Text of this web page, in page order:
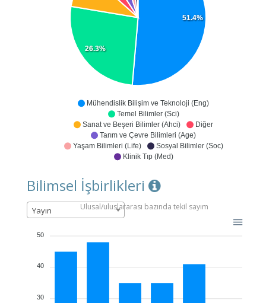
Mühendislik Bilişim ve Teknoloji (Eng)
Temel Bilimler (Sci)
Sanat ve Beşeri Bilimler (Ahci)
Diğer
Tarım ve Çevre Bilimleri (Age)
Yaşam Bilimleri (Life)
Sosyal Bilimler (Soc)
Klinik Tıp (Med)
51.4%
26.3%
Bilimsel İşbirlikleri
Yayın Ulusal/uluslararası bazında tekil sayım
50
40
30